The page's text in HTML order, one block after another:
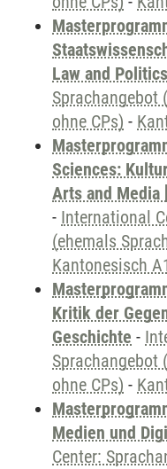
Law and Politics
Sprachangebot
ohne CPs) -
Sciences:
Arts and Media
- International
(ehemals
Kantonesisch
Kritik der
Geschichte -
Sprachangebot
ohne CPs) -
Medien und
Center: